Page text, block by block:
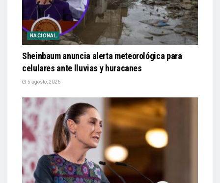
NACIONAL
Sheinbaum anuncia alerta meteorológica para
celulares ante lluvias y huracanes
5 agosto, 2026